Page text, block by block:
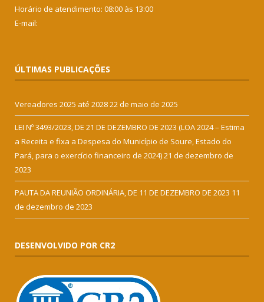
Horário de atendimento: 08:00 às 13:00
E-mail:
ÚLTIMAS PUBLICAÇÕES
Vereadores 2025 até 202822 de maio de 2025
LEI Nº 3493/2023, DE 21 DE DEZEMBRO DE 2023 (LOA 2024 – Estima
a Receita e fixa a Despesa do Município de Soure, Estado do
Pará, para o exercício financeiro de 2024)21 de dezembro de
2023
PAUTA DA REUNIÃO ORDINÁRIA, DE 11 DE DEZEMBRO DE 2023 11
de dezembro de 2023
DESENVOLVIDO POR CR2